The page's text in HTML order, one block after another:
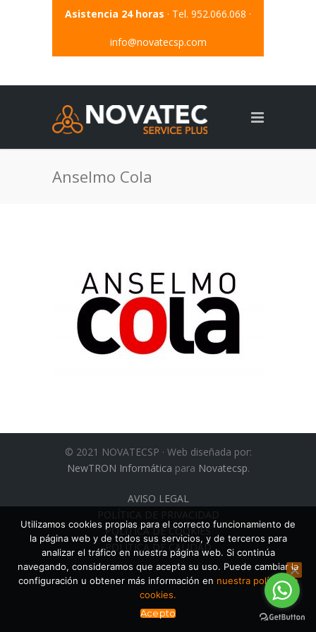
Asistencia 24 horas · Tel. 952.066.068 ·
info@novatecsp.com
Anselmo Cola
© 2021 NOVATECSP · Web diseñada por:
NewTRON Informática para Novatecsp.
AVISO LEGAL
POLÍTICA DE COOKIES
POLÍTICA DE CALIDAD
Utilizamos cookies propias para el correcto funcionamiento de
la página web y de todos sus servicios, y de terceros para
analizar el tráfico en nuestra página web. Si continúa
navegando, consideramos que acepta su uso. Puede cambiar la
configuración u obtener más información en nuestra política de
cookies.
Acepto